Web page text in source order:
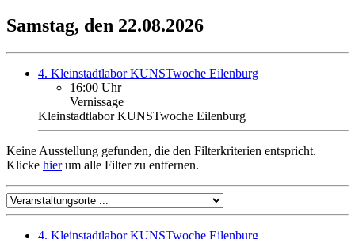
Samstag, den 22.08.2026
4. Kleinstadtlabor KUNSTwoche Eilenburg
16:00 Uhr
Vernissage
Kleinstadtlabor KUNSTwoche Eilenburg
Keine Ausstellung gefunden, die den Filterkriterien entspricht.
Klicke hierum alle Filter zu entfernen.
4. Kleinstadtlabor KUNSTwoche Eilenburg